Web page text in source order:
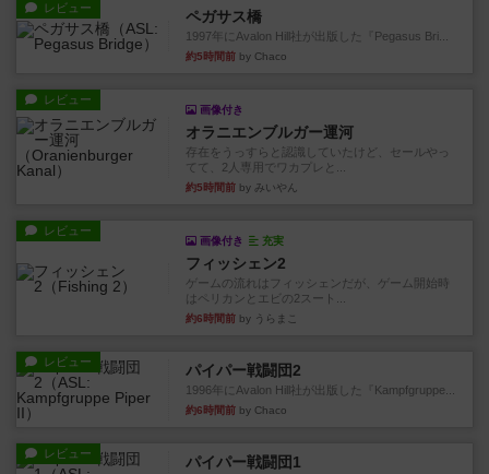
レビュー ペガサス橋
1997年にAvalon Hill社が出版した『Pegasus Bri...
約5時間前 by Chaco
レビュー
画像付き
オラニエンブルガー運河
存在をうっすらと認識していたけど、セールやっ
てて、2人専用でワカプレと...
約5時間前 by みいやん
レビュー
画像付き 充実
フィッシェン2
ゲームの流れはフィッシェンだが、ゲーム開始時
はペリカンとエビの2スート...
約6時間前 by うらまこ
レビュー パイパー戦闘団2
1996年にAvalon Hill社が出版した『Kampfgruppe...
約6時間前 by Chaco
レビュー パイパー戦闘団1